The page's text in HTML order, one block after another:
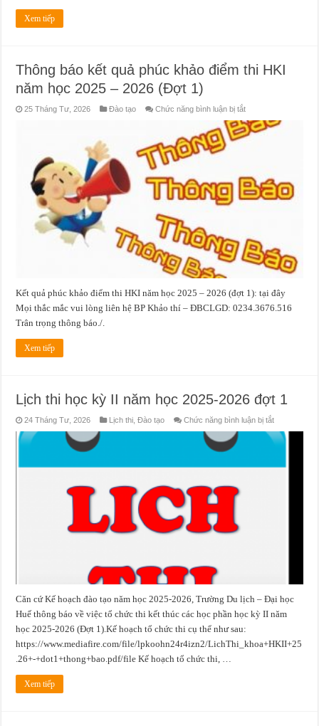
Xem tiếp
Thông báo kết quả phúc khảo điểm thi HKI
năm học 2025 – 2026 (Đợt 1)
25 Tháng Tư, 2026 Đào tạo Chức năng bình luận bị tắtở
báo
kết
thi
HKI
năm
học
(Đợt
1)
Kết quả phúc khảo điểm thi HKI năm học 2025 – 2026 (đợt 1): tại đây
Mọi thắc mắc vui lòng liên hệ BP Khảo thí – ĐBCLGD: 0234.3676.516
Trân trọng thông báo./.
Xem tiếp
Lịch thi học kỳ II năm học 2025-2026 đợt 1
24 Tháng Tư, 2026 Lịch thi ,Đào tạo Chức năng bình luận bị tắtở
thi
học
năm
Căn cứ Kế hoạch đào tạo năm học 2025-2026, Trường Du lịch – Đại học
Huế thông báo về việc tổ chức thi kết thúc các học phần học kỳ II năm
học 2025-2026 (Đợt 1).Kế hoạch tổ chức thi cụ thể như sau:
https://www.mediafire.com/file/lpkoohn24r4izn2/LichThi_khoa+HKII+25
.26+-+dot1+thong+bao.pdf/file Kế hoạch tổ chức thi, …
Xem tiếp